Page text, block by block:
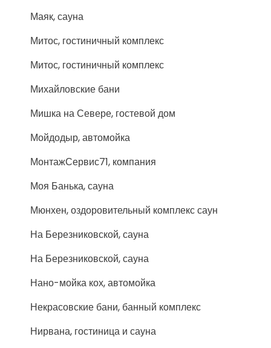
Маяк, сауна
Митос, гостиничный комплекс
Митос, гостиничный комплекс
Михайловские бани
Мишка на Севере, гостевой дом
Мойдодыр, автомойка
МонтажСервис71, компания
Моя Банька, сауна
Мюнхен, оздоровительный комплекс саун
На Березниковской, сауна
На Березниковской, сауна
Нано-мойка кох, автомойка
Некрасовские бани, банный комплекс
Нирвана, гостиница и сауна